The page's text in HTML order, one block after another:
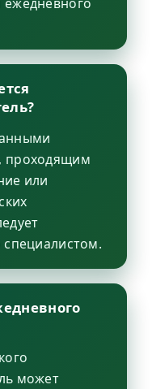
проходящим
или
специалистом.
может